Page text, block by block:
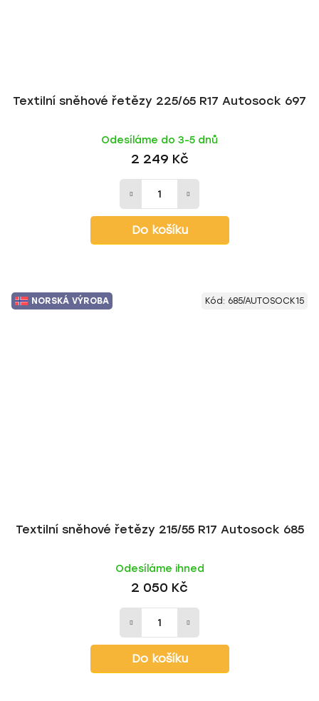
Textilní sněhové řetězy 225/65 R17 Autosock 697
Odesíláme do 3-5 dnů
2 249 Kč
Do košíku
NORSKÁ VÝROBA
Textilní sněhové řetězy 215/55 R17 Autosock 685
Odesíláme ihned
2 050 Kč
Do košíku
Kód: 685/AUTOSOCK15